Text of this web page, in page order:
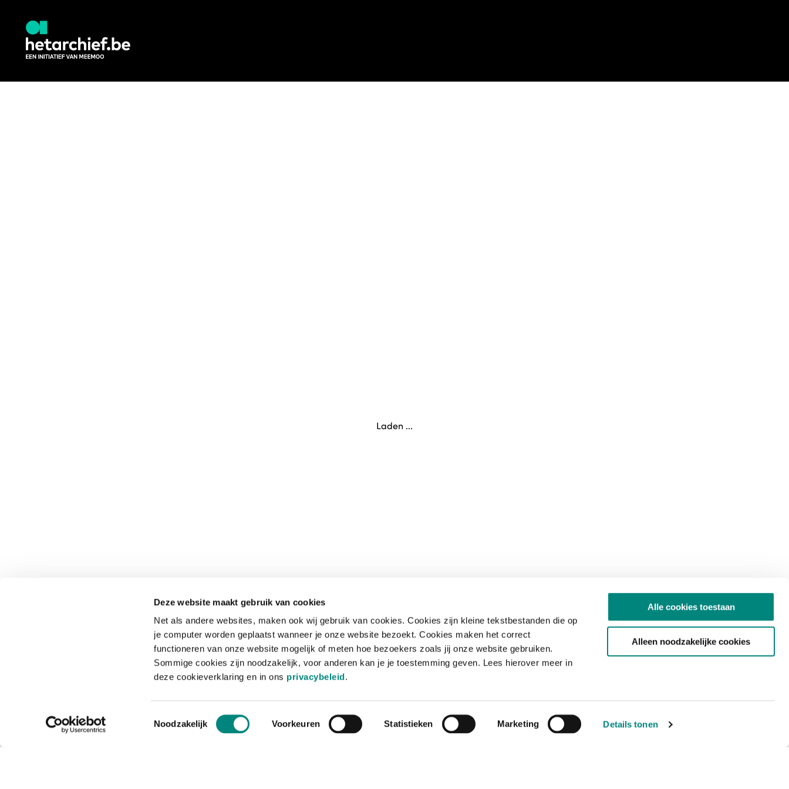
Deze website maakt gebruik van cookies
Net als andere websites, maken ook wij gebruik van cookies. Cookies zijn kleine tekstbestanden die op
je computer worden geplaatst wanneer je onze website bezoekt. Cookies maken het correct
functioneren van onze website mogelijk of meten hoe bezoekers zoals jij onze website gebruiken.
Sommige cookies zijn noodzakelijk, voor anderen kan je je toestemming geven. Lees hierover meer in
deze cookieverklaring en in ons privacybeleid.
Toestemmingsselectie
Noodzakelijk Voorkeuren Statistieken Marketing Details tonen
Alle cookies toestaan
Alleen noodzakelijke cookies
Laden ...